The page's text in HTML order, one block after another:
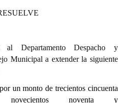
Departamento Despacho y
Municipal a extender la siguiente
un monto de trecientos cincuenta
noventa y